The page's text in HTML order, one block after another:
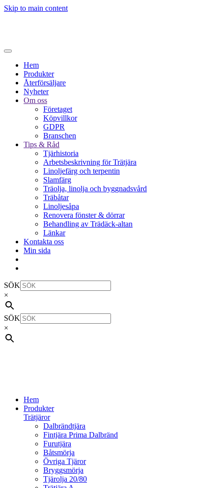
Skip to main content
Hem
Produkter
Återförsäljare
Nyheter
Om oss
Företaget
Köpvillkor
GDPR
Branschen
Tips & Råd
Tjärhistoria
Arbetsbeskrivning för Trätjära
Linoljefärg och terpentin
Slamfärg
Träolja, linolja och byggnadsvård
Träbåtar
Linoljesåpa
Renovera fönster & dörrar
Behandling av Trädäck-altan
Länkar
Kontakta oss
Min sida
SÖK
×
SÖK
×
Hem
Produkter
Trätjäror
Dalbrändtjära
Fintjära Prima Dalbränd
Furutjära
Båtsmörja
Övriga Tjäror
Bryggsmörja
Tjärolja 20/80